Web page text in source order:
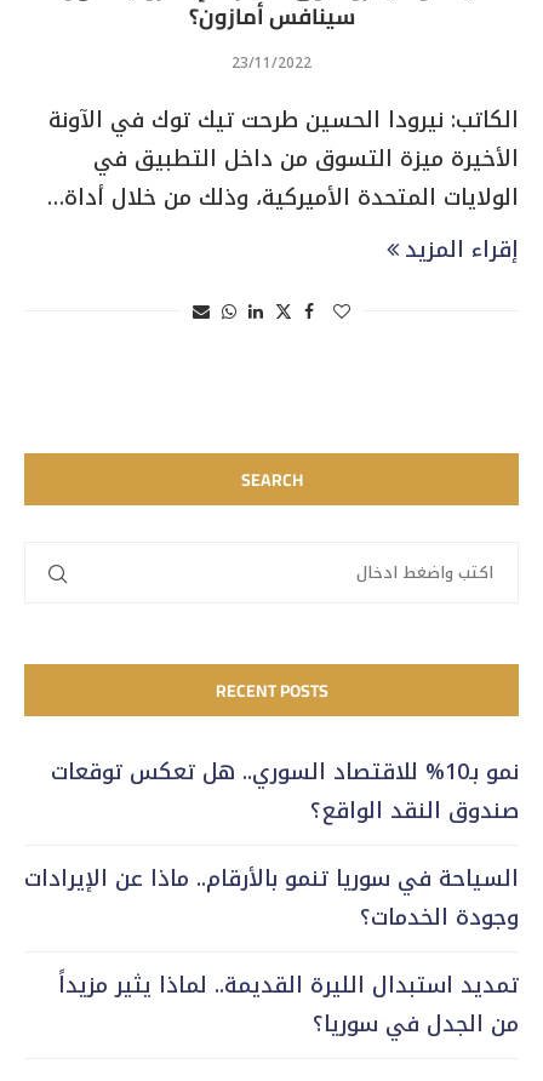
سينافس أمازون؟
23/11/2022
الكاتب: نيرودا الحسين طرحت تيك توك في الآونة
الأخيرة ميزة التسوق من داخل التطبيق في
الولايات المتحدة الأميركية، وذلك من خلال أداة…
إقراء المزيد
SEARCH
RECENT POSTS
نمو بـ10% للاقتصاد السوري.. هل تعكس توقعات
صندوق النقد الواقع؟
السياحة في سوريا تنمو بالأرقام.. ماذا عن الإيرادات
وجودة الخدمات؟
تمديد استبدال الليرة القديمة.. لماذا يثير مزيداً
من الجدل في سوريا؟